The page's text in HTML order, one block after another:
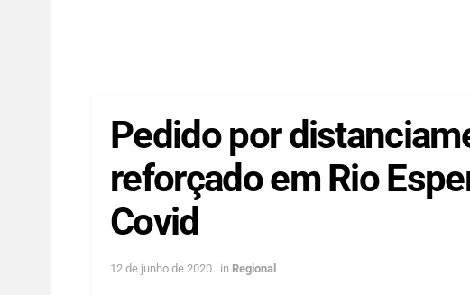
Pedido por
reforçado em Rio
Covid
12 de junho de 2020 in Regional